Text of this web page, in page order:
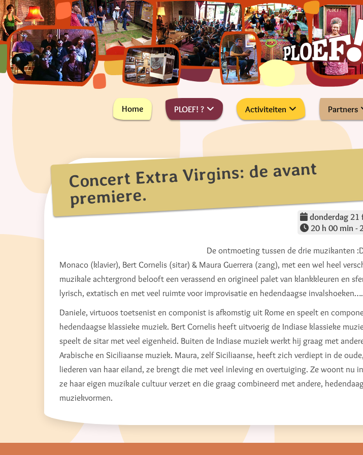
Skip
to
content
PLOEF!
PLus On Est de Fous !
Home PLOEF! ? Activiteiten Partners
Concert Extra Virgins: de avant
premiere.
donderdag
20 h 00 min -
De ontmoeting tussen de drie muzikanten
Monaco (klavier), Bert Cornelis (sitar) & Maura Guerrera (zang), met een wel heel
muzikale achtergrond belooft een verassend en origineel palet van klankkleuren en
lyrisch, extatisch en met veel ruimte voor improvisatie en hedendaagse invalshoeken….
Daniele, virtuoos toetsenist en componist is afkomstig uit Rome en speelt en
hedendaagse klassieke muziek. Bert Cornelis heeft uitvoerig de Indiase klassieke
speelt de sitar met veel eigenheid. Buiten de Indiase muziek werkt hij graag met
Arabische en Siciliaanse muziek. Maura, zelf Siciliaanse, heeft zich verdiept in de
liederen van haar eiland, ze brengt die met veel inleving en overtuiging. Ze woont nu
ze haar eigen muzikale cultuur verzet en die graag combineerd met andere,
muziekvormen.